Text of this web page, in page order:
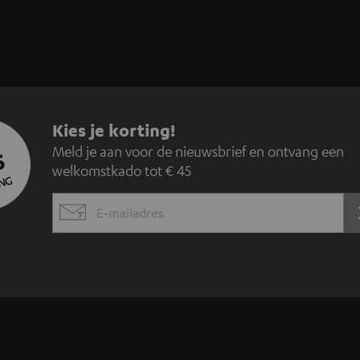
A
a
n
m
Kies je korting!
Meld je aan voor de nieuwsbrief en ontvang een
welkomstkado tot € 45
EMAIL